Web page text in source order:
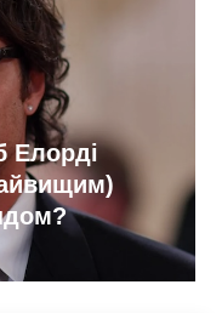
Елорді